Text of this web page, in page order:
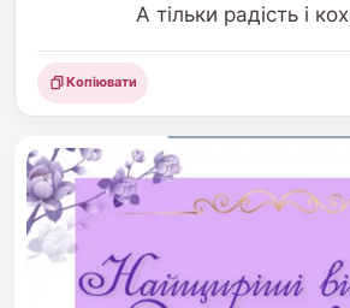
А тільки радість і
Поділитися
Копіювати